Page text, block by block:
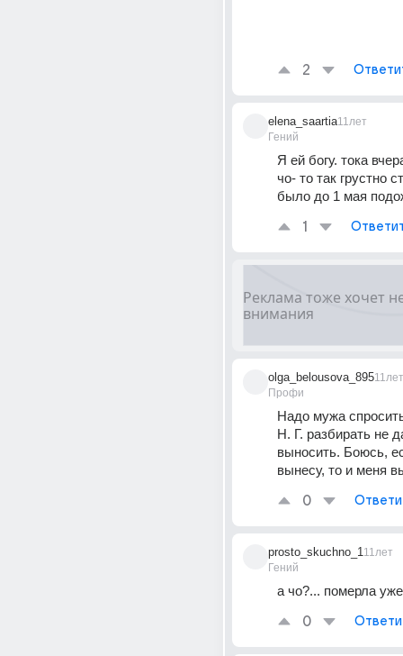
2
elena_saartia
Гений
11лет
Я ей богу. тока
чо- то так грустно
было до 1 мая
1
olga_belousova_895
Профи
11лет
Надо мужа
Н. Г. разбирать не
выносить. Боюсь,
вынесу, то и меня
0
prosto_skuchno_1
Гений
11лет
а чо?... померла
0